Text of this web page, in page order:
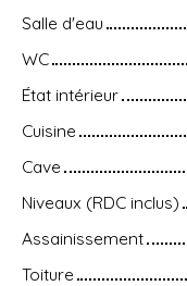
Salle d'eau
WC
État intérieur
Cuisine
Cave
Niveaux (RDC inclus)
Assainissement
Toiture